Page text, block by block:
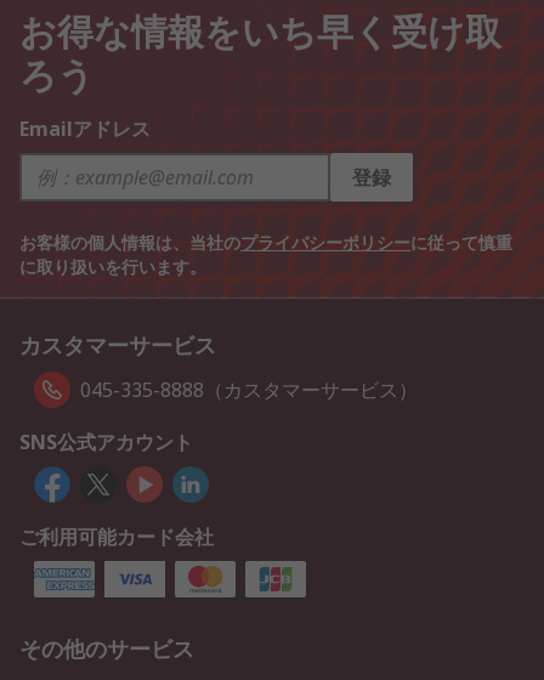
お得な情報をいち早く受け取
ろう
Emailアドレス
登録
お客様の個人情報は、当社のプライバシーポリシーに従って慎重
に取り扱いを行います。
カスタマーサービス
045-335-8888（カスタマーサービス）
SNS公式アカウント
ご利用可能カード会社
その他のサービス